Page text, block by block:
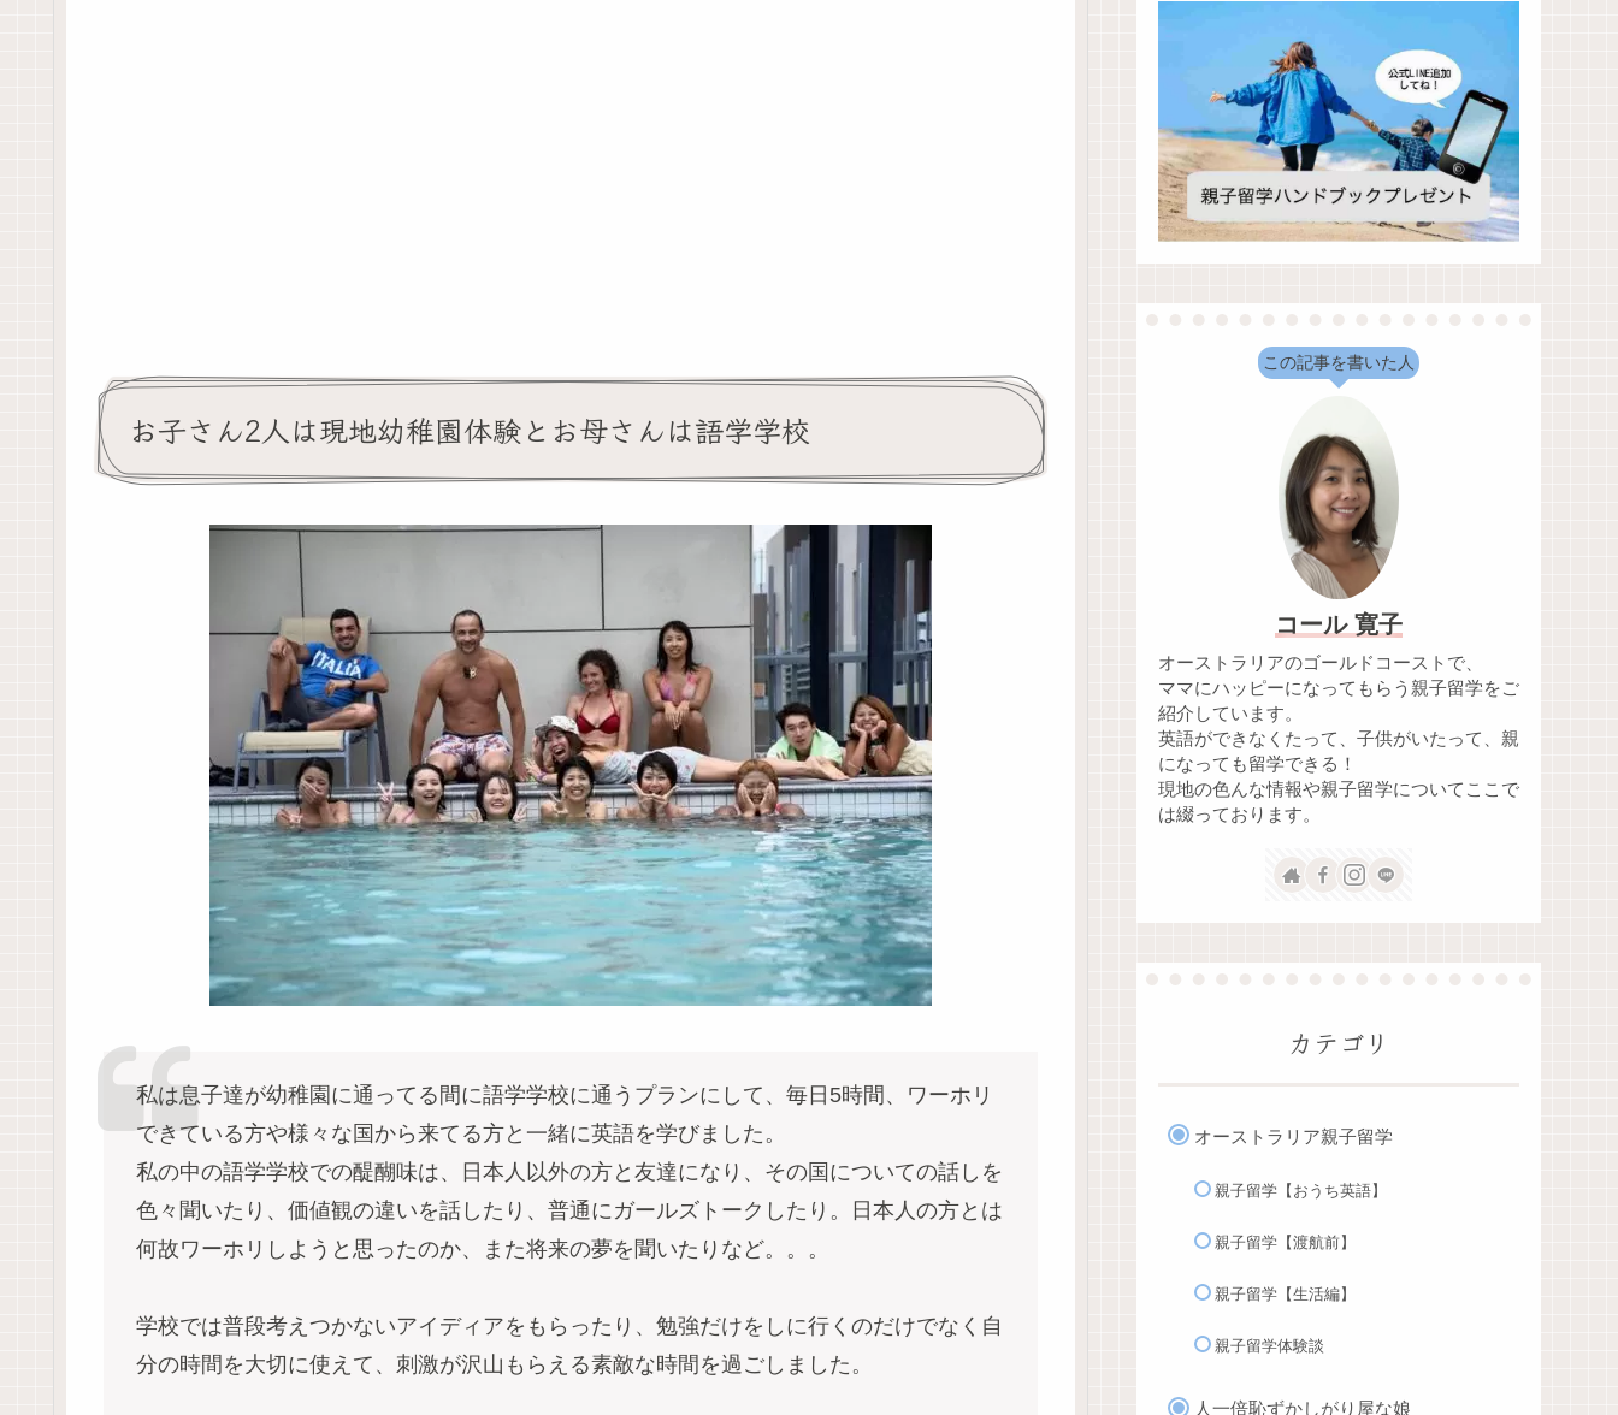
お子さん2人は現地幼稚園体験とお母さんは語学学校
私は息子達が幼稚園に通ってる間に語学学校に通うプランにして、毎日5時間、ワーホリ
できている方や様々な国から来てる方と一緒に英語を学びました。
私の中の語学学校での醍醐味は、日本人以外の方と友達になり、その国についての話しを
色々聞いたり、価値観の違いを話したり、普通にガールズトークしたり。日本人の方とは
何故ワーホリしようと思ったのか、また将来の夢を聞いたりなど。。。
学校では普段考えつかないアイディアをもらったり、勉強だけをしに行くのだけでなく自
分の時間を大切に使えて、刺激が沢山もらえる素敵な時間を過ごしました。
この記事を書いた人
コール 寛子
オーストラリアのゴールドコーストで、
ママにハッピーになってもらう親子留学をご
紹介しています。
英語ができなくたって、子供がいたって、親
になっても留学できる！
現地の色んな情報や親子留学についてここで
は綴っております。
カテゴリ
オーストラリア親子留学
親子留学【おうち英語】
親子留学【渡航前】
親子留学【生活編】
親子留学体験談
人一倍恥ずかしがり屋な娘